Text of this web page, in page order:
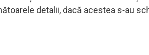
detalii, dacă acestea s-au